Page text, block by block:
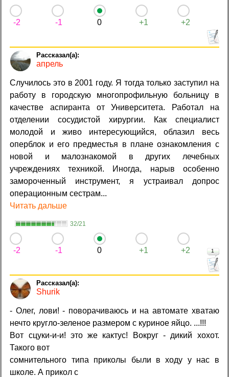
-2 -1 0 +1 +2
апрель
Случилось это в 2001 году. Я тогда только заступил на
работу в городскую многопрофильную больницу в
качестве аспиранта от Университета. Работал на
отделении сосудистой хирургии. Как специалист
молодой и живо интересующийся, облазил весь
оперблок и его предместья в плане ознакомления с
новой и малознакомой в других лечебных
учреждениях техникой. Иногда, нарыв особенно
замороченный инструмент, я устраивал допрос
операционным сестрам...
Читать дальше
32/21
-2 -1 0 +1 +2 1
Shurik
- Олег, лови! - поворачиваюсь и на автомате хватаю
нечто кругло-зеленое размером с куриное яйцо. ...!!!
Вот сцуки-и-и! это же кактус! Вокруг - дикий хохот.
Такого вот
сомнительного типа приколы были в ходу у нас в
школе. А прикол с